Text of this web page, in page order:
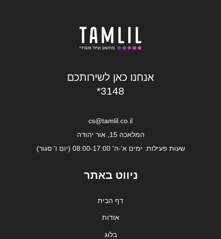
אנחנו כאן לשירותכם
*3148
cs@tamlil.co.il
המלאכה 15, אור יהודה
שעות פעילות: ימים א'-ה' 08:00-17:00 (יום ו' סגור)
ניווט באתר
דף הבית
אודות
בלוג